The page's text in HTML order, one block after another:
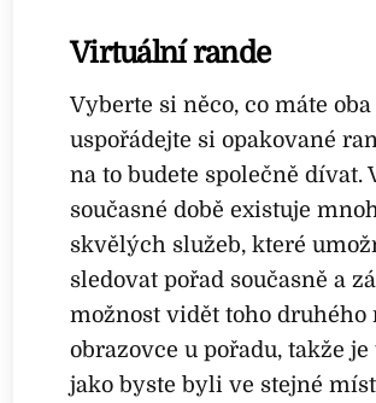
Virtuální rande
Vyberte si něco, co máte oba
uspořádejte si opakované
na to budete společně dívat.
současné době existuje
skvělých služeb, které
sledovat pořad současně a
možnost vidět toho druhého
obrazovce u pořadu, takže je
jako byste byli ve stejné